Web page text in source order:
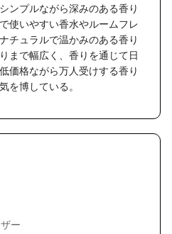
ンプルながら深みのある香り
使いやすい香水やルームフレ
チュラルで温かみのある香り
まで幅広く、香りを通じて日
価格ながら万人受けする香り
を博している。
ー